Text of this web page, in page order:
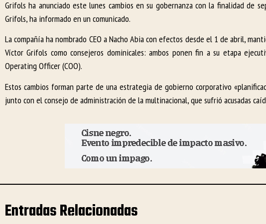
Grifols ha anunciado este lunes cambios en su gobernanza con la finalidad de
Grifols, ha informado en un comunicado.
La compañía ha nombrado CEO a Nacho Abia con efectos desde el 1 de abril,
Víctor Grifols como consejeros dominicales: ambos ponen fin a su etapa
Operating Officer (COO).
Estos cambios forman parte de una estrategia de gobierno corporativo
junto con el consejo de administración de la multinacional, que sufrió acusadas
Entradas Relacionadas